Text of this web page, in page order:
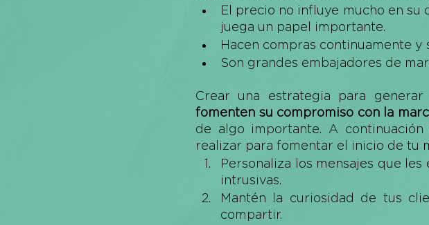
El precio no influye mucho en su
juega un papel importante.
Hacen compras continuamente y
Son grandes embajadores de
Crear una estrategia para generar
fomenten su compromiso con la
de algo importante. A
realizar para fomentar el inicio de tu
Personaliza los mensajes que
intrusivas.
Mantén la curiosidad de tus
compartir.